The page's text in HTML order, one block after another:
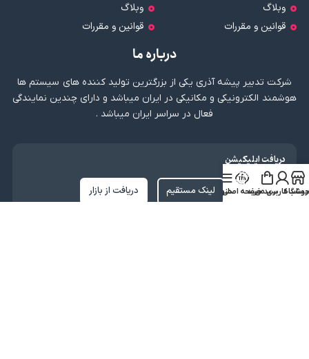
وبلاگ
قوانین و مقررات
وبلاگ
قوانین و مقررات
درباره ما
شرکت تدبیر پیشه آذری یکی از بزرگترین تولید کننده های سیستم ها
هوشمند الکترونیکی و مکانیکی در ایران میباشد و دارای چندین نمایندگی
فعال در سراسر ایران میباشد .
دریافت اپلیکیشن
لینک مستقیم دریافت از بازار حساب کاربری من
سبد خریدصفحه اصلی
منو